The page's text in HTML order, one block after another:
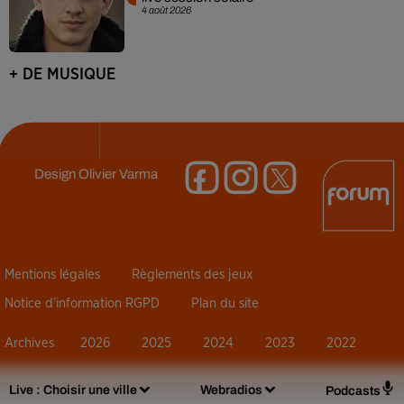
Live : Choisir une ville Webradios Podcasts
4 août 2026
+ DE MUSIQUE
DesignOlivier Varma
Mentions légales Règlements des jeux
Notice d’information RGPD Plan du site
Archives 2026 2025 2024 2023 2022